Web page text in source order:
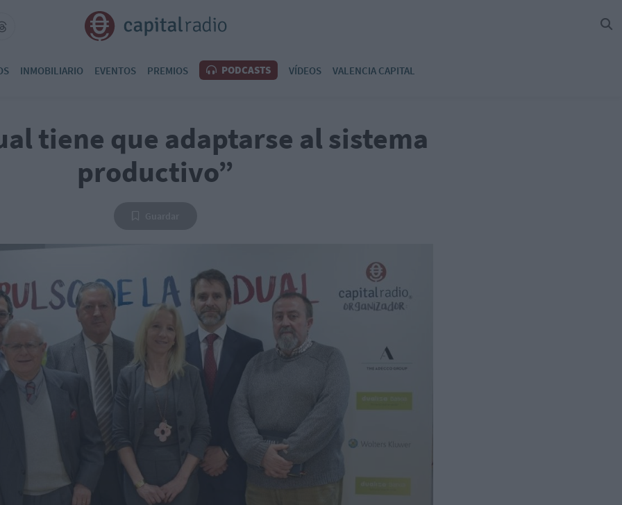
INMOBILIARIO EVENTOS PREMIOS PODCASTS VÍDEOS VALENCIA CAPITAL
tiene que adaptarse al sistema
productivo”